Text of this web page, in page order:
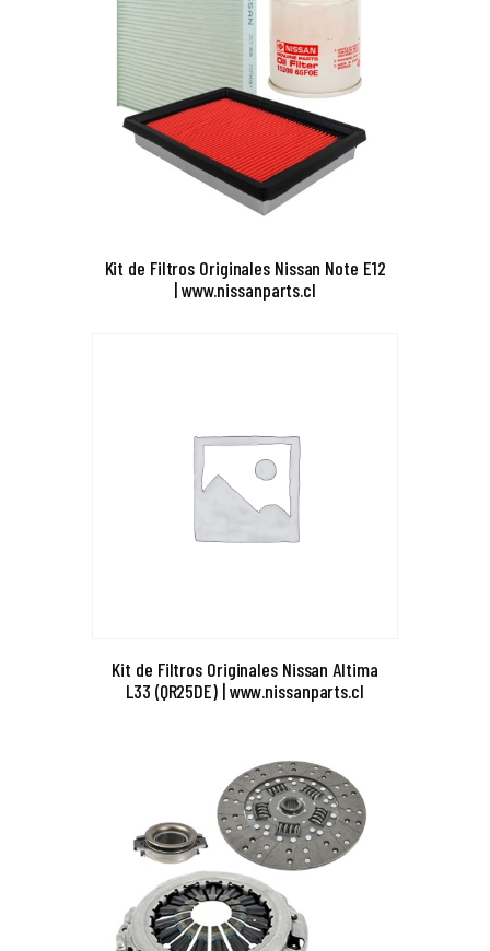
Kit de Filtros Originales Nissan Note E12
| www.nissanparts.cl
Kit de Filtros Originales Nissan Altima
L33 (QR25DE) | www.nissanparts.cl